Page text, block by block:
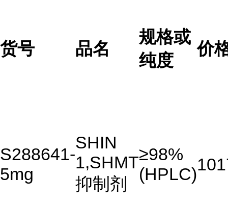
货号 品名
规格或
纯度
价
S288641-
5mg
SHIN
1,SHMT
抑制剂
≥98%
(HPLC)